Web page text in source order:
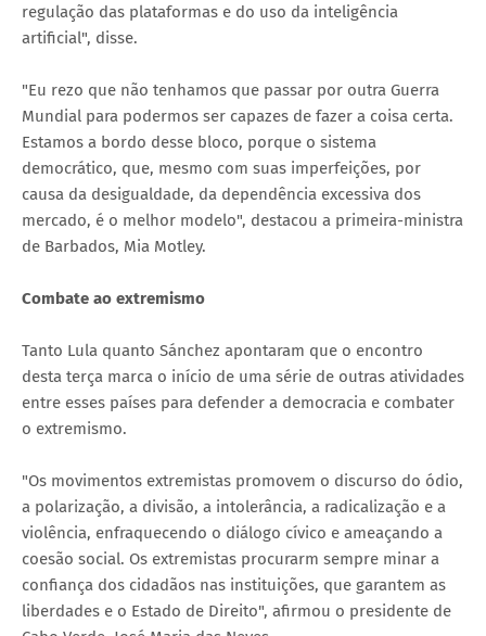
regulação das plataformas e do uso da inteligência
artificial", disse.
"Eu rezo que não tenhamos que passar por outra Guerra
Mundial para podermos ser capazes de fazer a coisa certa.
Estamos a bordo desse bloco, porque o sistema
democrático, que, mesmo com suas imperfeições, por
causa da desigualdade, da dependência excessiva dos
mercado, é o melhor modelo", destacou a primeira-ministra
de Barbados, Mia Motley.
Combate ao extremismo
Tanto Lula quanto Sánchez apontaram que o encontro
desta terça marca o início de uma série de outras atividades
entre esses países para defender a democracia e combater
o extremismo.
"Os movimentos extremistas promovem o discurso do ódio,
a polarização, a divisão, a intolerância, a radicalização e a
violência, enfraquecendo o diálogo cívico e ameaçando a
coesão social. Os extremistas procurarm sempre minar a
confiança dos cidadãos nas instituições, que garantem as
liberdades e o Estado de Direito", afirmou o presidente de